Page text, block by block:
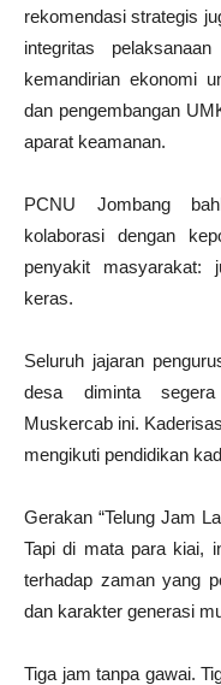
rekomendasi strategis
integritas
kemandirian ekonomi
dan pengembangan
aparat keamanan.
PCNU Jombang
kolaborasi dengan
penyakit masyarakat:
keras.
Seluruh jajaran
desa diminta
Muskercab ini.
mengikuti pendidikan
Gerakan “Telung Jam
Tapi di mata para kiai,
terhadap zaman yang
dan karakter generasi
Tiga jam tanpa gawai.